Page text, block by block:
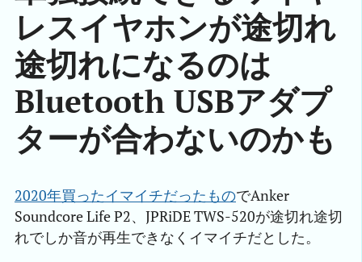
レスイヤホンが途切れ
途切れになるのは
Bluetooth USBアダプ
ターが合わないのかも
2020年買ったイマイチだったものでAnker
Soundcore Life P2、JPRiDE TWS-520が途切れ途切
れでしか音が再生できなくイマイチだとした。